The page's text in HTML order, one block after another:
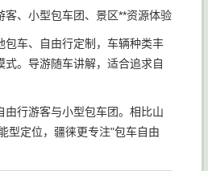
客、小型包车团、景区**资源体验
包车、自由行定制，车辆种类丰
式。导游随车讲解，适合追求自
由行游客与小型包车团。相比山
型定位，疆徕更专注"包车自由